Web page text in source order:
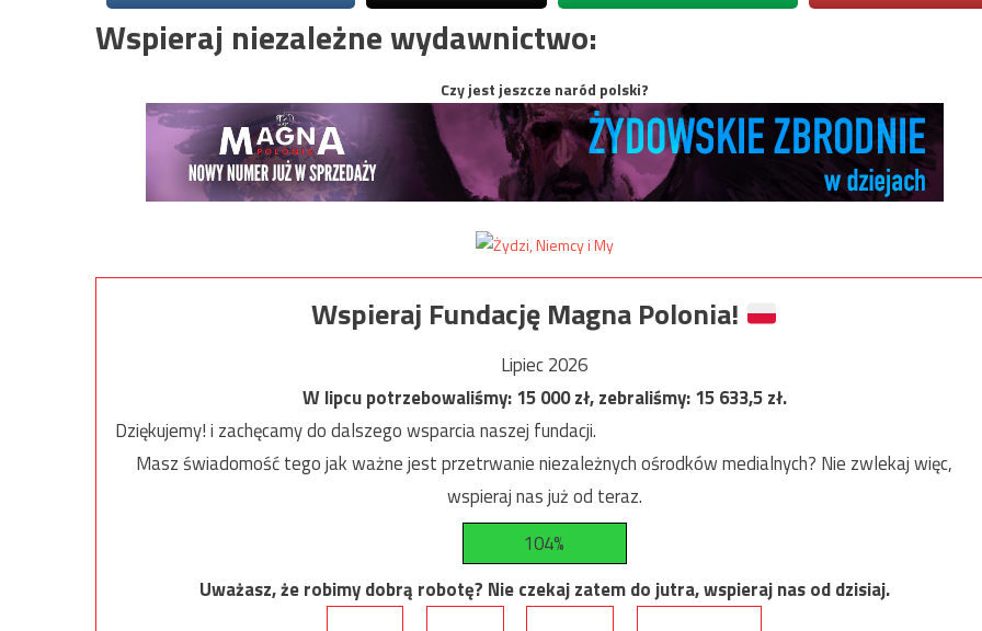
Wspieraj niezależne wydawnictwo:
Czy jest jeszcze naród polski?
Wspieraj Fundację Magna Polonia!
Lipiec 2026
W lipcu potrzebowaliśmy:15 000zł, zebraliśmy:15 633,5zł.
Dziękujemy! i zachęcamy do dalszego wsparcia naszej fundacji.
Masz świadomość tego jak ważne jest przetrwanie niezależnych ośrodków medialnych? Nie zwlekaj więc,
wspieraj nas już od teraz.
104%
Uważasz, że robimy dobrą robotę? Nie czekaj zatem do jutra, wspieraj nas od dzisiaj.